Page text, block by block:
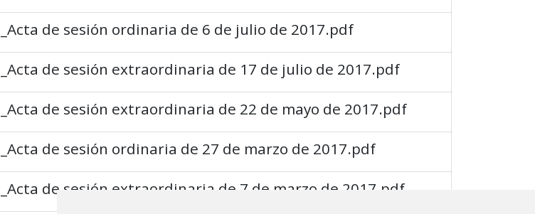
de sesión ordinaria de 6 de julio de 2017.pdf
de sesión extraordinaria de 17 de julio de 2017.pdf
de sesión extraordinaria de 22 de mayo de 2017.pdf
de sesión ordinaria de 27 de marzo de 2017.pdf
de sesión extraordinaria de 7 de marzo de 2017.pdf